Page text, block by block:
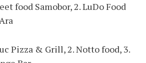
food Samobor, 2. LuDo Food
Pizza & Grill, 2. Notto food, 3.